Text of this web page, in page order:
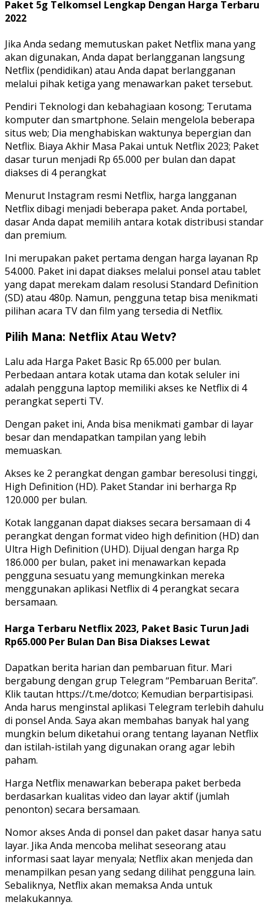
Paket 5g Telkomsel Lengkap Dengan Harga Terbaru
2022
Jika Anda sedang memutuskan paket Netflix mana yang
akan digunakan, Anda dapat berlangganan langsung
Netflix (pendidikan) atau Anda dapat berlangganan
melalui pihak ketiga yang menawarkan paket tersebut.
Pendiri Teknologi dan kebahagiaan kosong; Terutama
komputer dan smartphone. Selain mengelola beberapa
situs web; Dia menghabiskan waktunya bepergian dan
Netflix. Biaya Akhir Masa Pakai untuk Netflix 2023; Paket
dasar turun menjadi Rp 65.000 per bulan dan dapat
diakses di 4 perangkat
Menurut Instagram resmi Netflix, harga langganan
Netflix dibagi menjadi beberapa paket. Anda portabel,
dasar Anda dapat memilih antara kotak distribusi standar
dan premium.
Ini merupakan paket pertama dengan harga layanan Rp
54.000. Paket ini dapat diakses melalui ponsel atau tablet
yang dapat merekam dalam resolusi Standard Definition
(SD) atau 480p. Namun, pengguna tetap bisa menikmati
pilihan acara TV dan film yang tersedia di Netflix.
Pilih Mana: Netflix Atau Wetv?
Lalu ada Harga Paket Basic Rp 65.000 per bulan.
Perbedaan antara kotak utama dan kotak seluler ini
adalah pengguna laptop memiliki akses ke Netflix di 4
perangkat seperti TV.
Dengan paket ini, Anda bisa menikmati gambar di layar
besar dan mendapatkan tampilan yang lebih
memuaskan.
Akses ke 2 perangkat dengan gambar beresolusi tinggi,
High Definition (HD). Paket Standar ini berharga Rp
120.000 per bulan.
Kotak langganan dapat diakses secara bersamaan di 4
perangkat dengan format video high definition (HD) dan
Ultra High Definition (UHD). Dijual dengan harga Rp
186.000 per bulan, paket ini menawarkan kepada
pengguna sesuatu yang memungkinkan mereka
menggunakan aplikasi Netflix di 4 perangkat secara
bersamaan.
Harga Terbaru Netflix 2023, Paket Basic Turun Jadi
Rp65.000 Per Bulan Dan Bisa Diakses Lewat
Dapatkan berita harian dan pembaruan fitur. Mari
bergabung dengan grup Telegram “Pembaruan Berita”.
Klik tautan https://t.me/dotco; Kemudian berpartisipasi.
Anda harus menginstal aplikasi Telegram terlebih dahulu
di ponsel Anda. Saya akan membahas banyak hal yang
mungkin belum diketahui orang tentang layanan Netflix
dan istilah-istilah yang digunakan orang agar lebih
paham.
Harga Netflix menawarkan beberapa paket berbeda
berdasarkan kualitas video dan layar aktif (jumlah
penonton) secara bersamaan.
Nomor akses Anda di ponsel dan paket dasar hanya satu
layar. Jika Anda mencoba melihat seseorang atau
informasi saat layar menyala; Netflix akan menjeda dan
menampilkan pesan yang sedang dilihat pengguna lain.
Sebaliknya, Netflix akan memaksa Anda untuk
melakukannya.